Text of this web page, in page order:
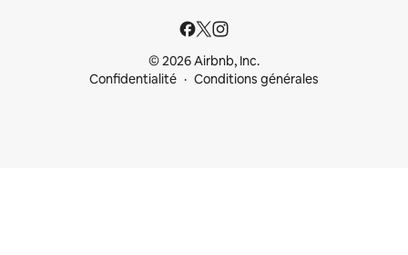
© 2026 Airbnb, Inc.
Confidentialité
Conditions générales